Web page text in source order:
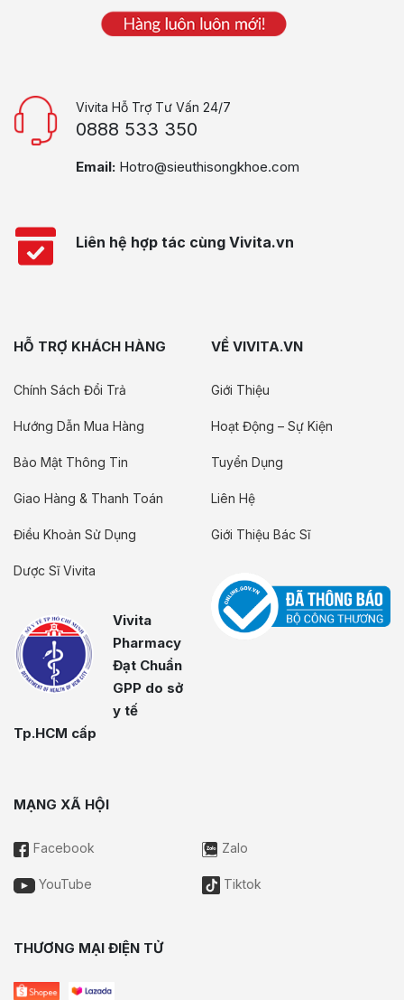
Vivita Hỗ Trợ Tư Vấn 24/7
0888 533 350
Email: Hotro@sieuthisongkhoe.com
Liên hệ hợp tác cùng Vivita.vn
HỖ TRỢ KHÁCH HÀNG
Chính Sách Đổi Trả
Hướng Dẫn Mua Hàng
Bảo Mật Thông Tin
Giao Hàng & Thanh Toán
Điều Khoản Sử Dụng
Dược Sĩ Vivita
Vivita
Pharmacy
Đạt Chuẩn
GPP do sở
y tế
Tp.HCM cấp
VỀ VIVITA.VN
Giới Thiệu
Hoạt Động – Sự Kiện
Tuyển Dụng
Liên Hệ
Giới Thiệu Bác Sĩ
MẠNG XÃ HỘI
Facebook Zalo
YouTube Tiktok
THƯƠNG MẠI ĐIỆN TỬ